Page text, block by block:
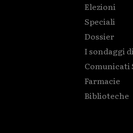
Elezioni
Speciali
Dossier
I sondaggi
Comunicati
Farmacie
Biblioteche